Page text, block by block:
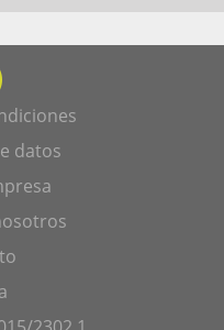
datos